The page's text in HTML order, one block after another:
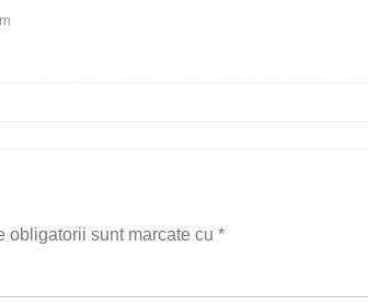
obligatorii sunt marcate cu *